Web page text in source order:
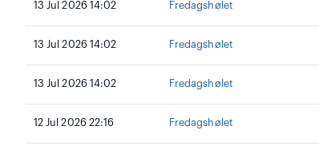
13 Jul 2026 14:02 Fredagshølet
13 Jul 2026 14:02 Fredagshølet
13 Jul 2026 14:02 Fredagshølet
12 Jul 2026 22:16 Fredagshølet